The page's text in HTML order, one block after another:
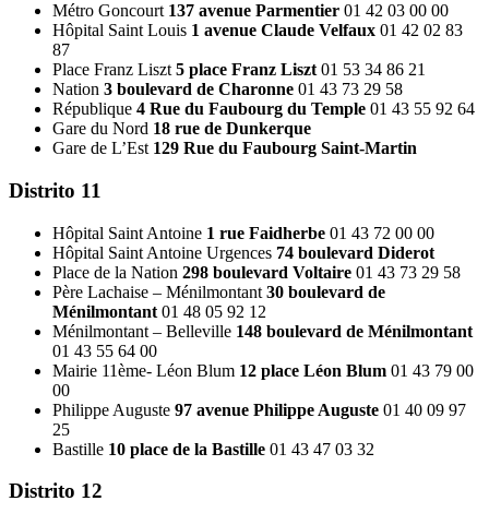
Métro Goncourt 137 avenue Parmentier 01 42 03 00 00
Hôpital Saint Louis 1 avenue Claude Velfaux 01 42 02 83
87
Place Franz Liszt 5 place Franz Liszt 01 53 34 86 21
Nation 3 boulevard de Charonne 01 43 73 29 58
République 4 Rue du Faubourg du Temple 01 43 55 92 64
Gare du Nord 18 rue de Dunkerque
Gare de L’Est 129 Rue du Faubourg Saint-Martin
Distrito 11
Hôpital Saint Antoine 1 rue Faidherbe 01 43 72 00 00
Hôpital Saint Antoine Urgences 74 boulevard Diderot
Place de la Nation 298 boulevard Voltaire 01 43 73 29 58
Père Lachaise – Ménilmontant 30 boulevard de
Ménilmontant 01 48 05 92 12
Ménilmontant – Belleville 148 boulevard de Ménilmontant
01 43 55 64 00
Mairie 11ème- Léon Blum 12 place Léon Blum 01 43 79 00
00
Philippe Auguste 97 avenue Philippe Auguste 01 40 09 97
25
Bastille 10 place de la Bastille 01 43 47 03 32
Distrito 12